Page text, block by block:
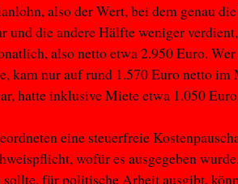
also der Wert, bei dem genau
und die andere Hälfte weniger
also netto etwa 2.950 Euro.
kam nur auf rund 1.570 Euro netto im
hatte inklusive Miete etwa 1.050
eine steuerfreie
wofür es ausgegeben
für politische Arbeit ausgibt,